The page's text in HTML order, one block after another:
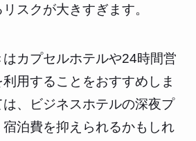
スクが大きすぎます。
カプセルホテルや24時間営
用することをおすすめしま
、ビジネスホテルの深夜プ
泊費を抑えられるかもしれ